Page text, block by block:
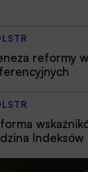
reformy
Indeksów